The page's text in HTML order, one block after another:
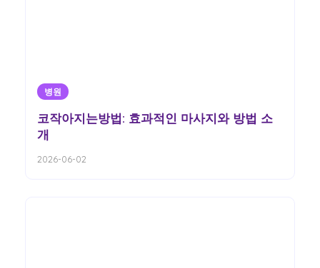
병원
코작아지는방법: 효과적인 마사지와 방법 소
개
2026-06-02